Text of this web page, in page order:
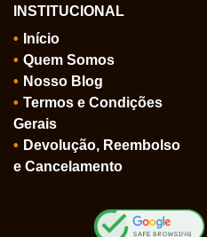
INSTITUCIONAL
Início
Quem Somos
Nosso Blog
Termos e Condições
Gerais
Devolução, Reembolso
e Cancelamento